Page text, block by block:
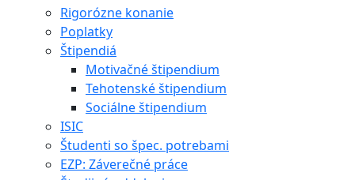
Rigorózne konanie
Poplatky
Štipendiá
Motivačné štipendium
Tehotenské štipendium
Sociálne štipendium
ISIC
Študenti so špec. potrebami
EZP: Záverečné práce